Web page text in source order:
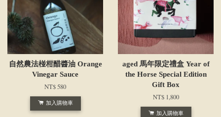
自然農法椪柑醋醬油 Orange
Vinegar Sauce
NT$ 580
加入購物車
aged 馬年限定禮盒 Year of
the Horse Special Edition
Gift Box
NT$ 1,800
加入購物車